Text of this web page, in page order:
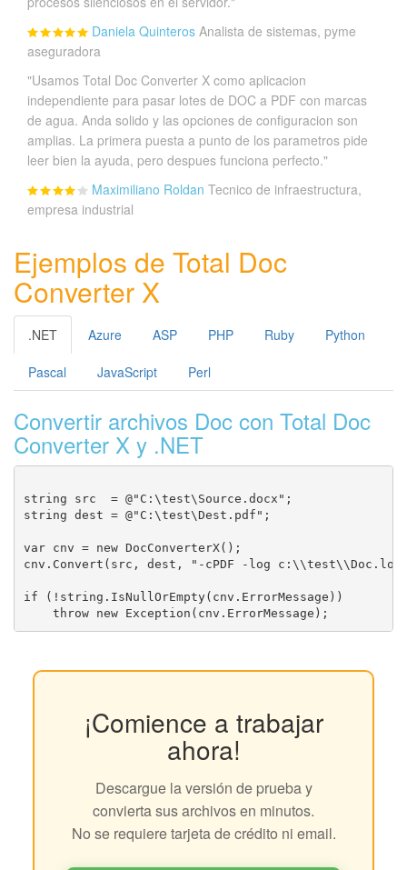
Daniela Quinteros Analista de sistemas, pyme
aseguradora
"Usamos Total Doc Converter X como aplicacion
independiente para pasar lotes de DOC a PDF con marcas
de agua. Anda solido y las opciones de configuracion son
amplias. La primera puesta a punto de los parametros pide
leer bien la ayuda, pero despues funciona perfecto."
Maximiliano Roldan Tecnico de infraestructura,
empresa industrial
Ejemplos de Total Doc
Converter X
.NET Azure ASP PHP Ruby Python
Pascal JavaScript Perl
Convertir archivos Doc con Total Doc
Converter X y .NET
string src  = @"C:\test\Source.docx";
string dest = @"C:\test\Dest.pdf";
var cnv = new DocConverterX();
cnv.Convert(src, dest, "-cPDF -log
if (!string.IsNullOrEmpty(cnv.ErrorMessage))
¡Comience a trabajar
ahora!
Descargue la versión de prueba y
convierta sus archivos en minutos.
No se requiere tarjeta de crédito ni email.